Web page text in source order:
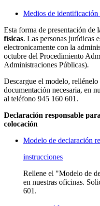
Medios de
Esta forma de presentación de
físicas. Las personas jurídicas
electronicamente con la
octubre del Procedimiento
Administraciones Públicas).
Descargue el modelo,
documentación necesaria, en
al teléfono 945 160 601.
Declaración responsable
colocación
Modelo de declaración
instrucciones
Rellene el "Modelo de
en nuestras oficinas.
601.